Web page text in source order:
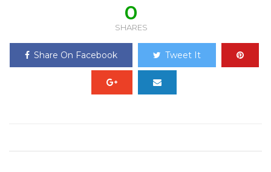
0
SHARES
Share On Facebook Tweet It